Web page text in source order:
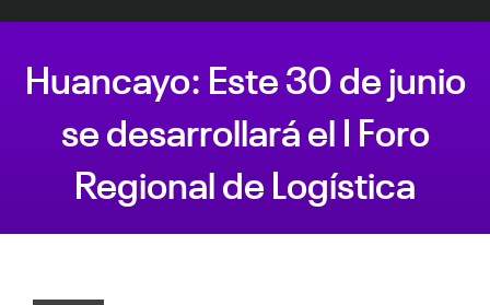
Huancayo: Este 30 de junio
se desarrollará el I Foro
Regional de Logística